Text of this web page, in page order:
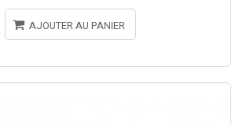
AJOUTER AU PANIER